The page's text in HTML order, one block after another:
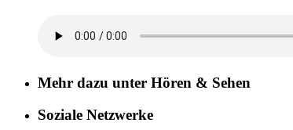
Mehr dazu unter Hören & Sehen
Soziale Netzwerke